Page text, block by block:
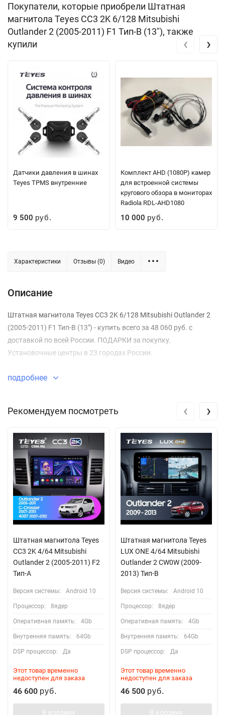
Покупатели, которые приобрели Штатная
магнитола Teyes CC3 2K 6/128 Mitsubishi
Outlander 2 (2005-2011) F1 Тип-B (13"), также
купили
Датчики давления в шинах
Teyes TPMS внутренние
9 500 руб.
Комплект AHD (1080P) камер
для встроенной системы
кругового обзора в мониторах
Radiola RDL-AHD1080
10 000 руб.
‹ ›
Характеристики Отзывы (0) Видео
Описание
Штатная магнитола Teyes CC3 2K 6/128 Mitsubishi Outlander 2
(2005-2011) F1 Тип-B (13") - купить всего за 48 060 руб. с
доставкой по всей России. ПОДАРКИ за покупку.
Установочные центры в 23 городах России.
подробнее
Рекомендуем посмотреть
Штатная магнитола Teyes
CC3 2K 4/64 Mitsubishi
Outlander 2 (2005-2011) F2
Тип-A
Версия системы: Android 10
Процессор: 8ядер
Оперативная память: 4Gb
Внутренняя память: 64Gb
DSP процессор: Да
Этот товар временно
недоступен для заказа
46 600 руб.
В корзину
Штатная магнитола Teyes
LUX ONE 4/64 Mitsubishi
Outlander 2 CW0W (2009-
2013) Тип-B
Версия системы: Android 10
Процессор: 8ядер
Оперативная память: 4Gb
Внутренняя память: 64Gb
DSP процессор: Да
Этот товар временно
недоступен для заказа
46 500 руб.
В корзину
‹ ›